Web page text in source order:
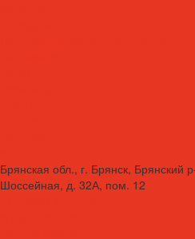
Брянская обл., г. Брянск, Брянский
Шоссейная, д. 32А, пом. 12